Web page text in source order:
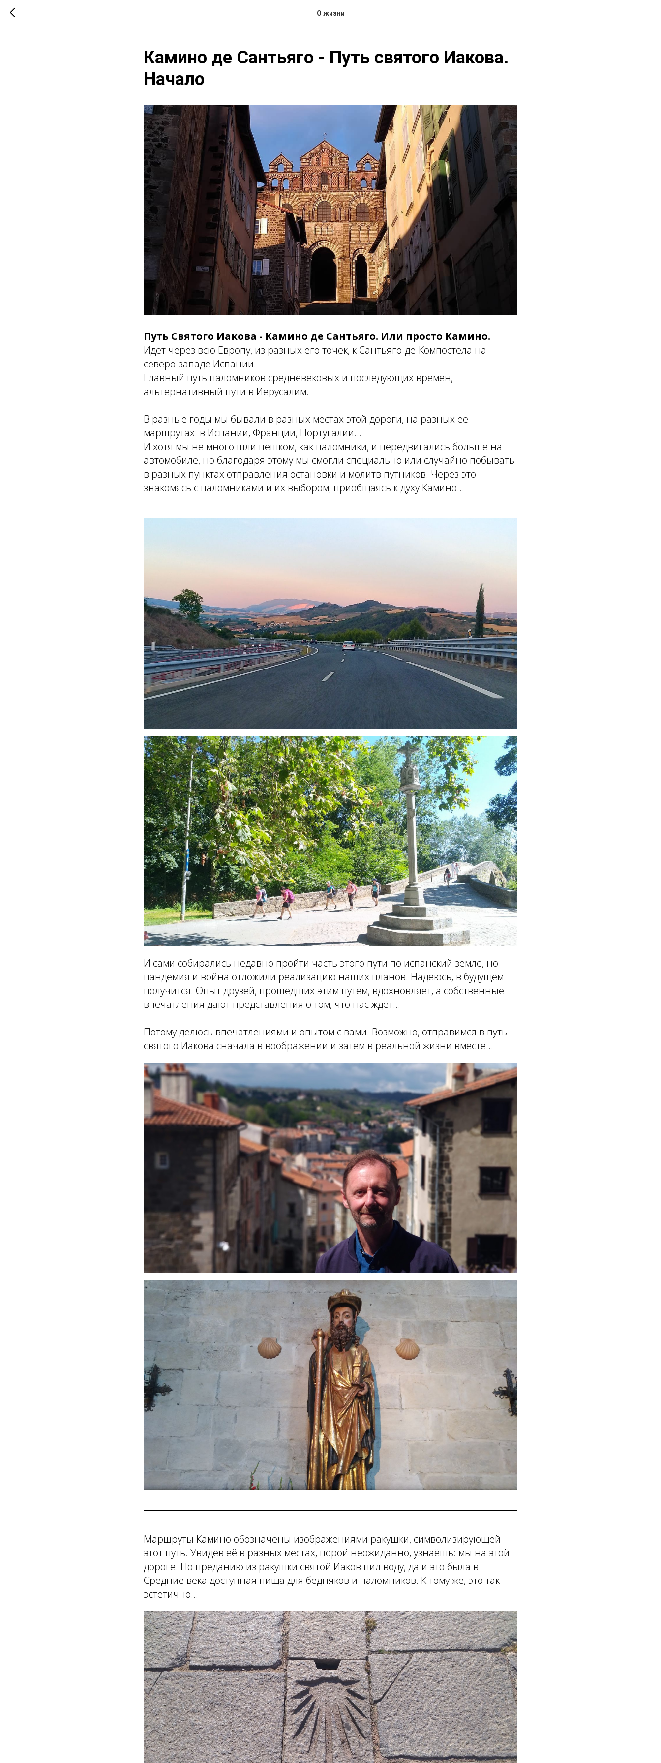
О жизни
Камино де Сантьяго - Путь святого Иакова.
Начало
Путь Святого Иакова - Камино де Сантьяго. Или просто Камино.
Идет через всю Европу, из разных его точек, к Сантьяго-де-Компостела на
северо-западе Испании.
Главный путь паломников средневековых и последующих времен,
альтернативный пути в Иерусалим.
В разные годы мы бывали в разных местах этой дороги, на разных ее
маршрутах: в Испании, Франции, Португалии...
И хотя мы не много шли пешком, как паломники, и передвигались больше на
автомобиле, но благодаря этому мы смогли специально или случайно побывать
в разных пунктах отправления остановки и молитв путников. Через это
знакомясь с паломниками и их выбором, приобщаясь к духу Камино...
И сами собирались недавно пройти часть этого пути по испанский земле, но
пандемия и война отложили реализацию наших планов. Надеюсь, в будущем
получится. Опыт друзей, прошедших этим путём, вдохновляет, а собственные
впечатления дают представления о том, что нас ждёт...
Потому делюсь впечатлениями и опытом с вами. Возможно, отправимся в путь
святого Иакова сначала в воображении и затем в реальной жизни вместе...
Маршруты Камино обозначены изображениями ракушки, символизирующей
этот путь. Увидев её в разных местах, порой неожиданно, узнаёшь: мы на этой
дороге. По преданию из ракушки святой Иаков пил воду, да и это была в
Средние века доступная пища для бедняков и паломников. К тому же, это так
эстетично…